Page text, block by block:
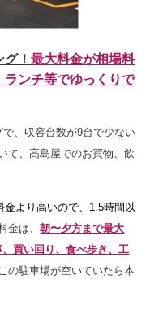
グ！最大料金が相場料
ランチ等でゆっくりで
、収容台数が9台で少ない
て、高島屋でのお買物、飲
金より高いので、1.5時間以
金は、朝〜夕方まで最大
買い回り、食べ歩き、工
の駐車場が空いていたら本